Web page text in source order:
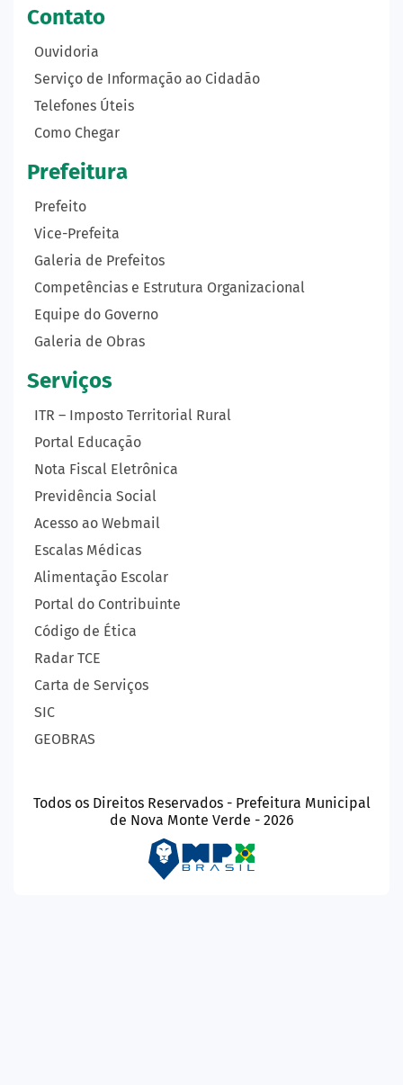
Contato
Ouvidoria
Serviço de Informação ao Cidadão
Telefones Úteis
Como Chegar
Prefeitura
Prefeito
Vice-Prefeita
Galeria de Prefeitos
Competências e Estrutura Organizacional
Equipe do Governo
Galeria de Obras
Serviços
ITR – Imposto Territorial Rural
Portal Educação
Nota Fiscal Eletrônica
Previdência Social
Acesso ao Webmail
Escalas Médicas
Alimentação Escolar
Portal do Contribuinte
Código de Ética
Radar TCE
Carta de Serviços
SIC
GEOBRAS
Todos os Direitos Reservados - Prefeitura Municipal
de Nova Monte Verde - 2026